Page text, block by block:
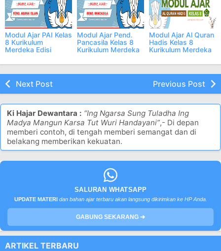
Modul Ajar PAI Kelas
8 Kurikulum
Merdeka Edisi
Modul Ajar Pend.
Pancasila Kelas 8
Kurikulum Merdeka
Modul Ajar Al Quran
Hadis Kelas 8
Kurikulum Merdeka
Next Post Previous Post
Ki Hajar Dewantara : “Ing Ngarsa Sung Tuladha Ing
Madya Mangun Karsa Tut Wuri Handayani”,- Di depan
memberi contoh, di tengah memberi semangat dan di
belakang memberikan kekuatan.
SALURAN WHATSAPP
UPDATE MATERI dan bahan ajar terbaru akan langsung dikirimkan ke HP Anda.
GABUNG SEKARANG ➔
ARTIKEL TERBARU